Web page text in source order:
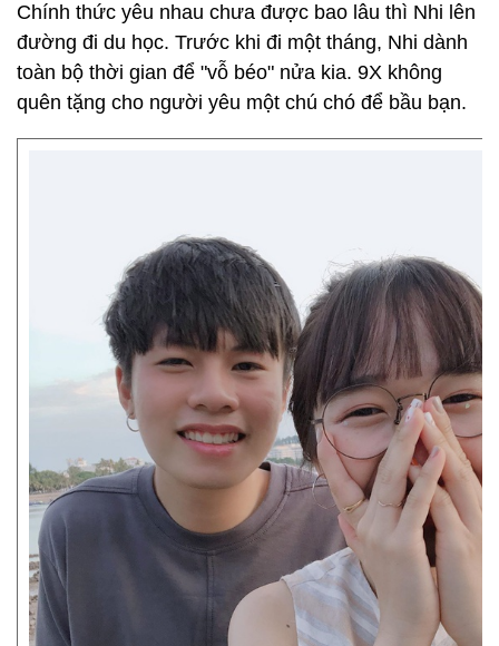
Chính thức yêu nhau chưa được bao lâu thì Nhi lên
đường đi du học. Trước khi đi một tháng, Nhi dành
toàn bộ thời gian để "vỗ béo" nửa kia. 9X không
quên tặng cho người yêu một chú chó để bầu bạn.